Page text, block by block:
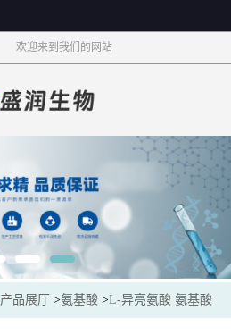
欢迎来到我们的网站
产品展厅 >氨基酸 >L-异亮氨酸 氨基酸